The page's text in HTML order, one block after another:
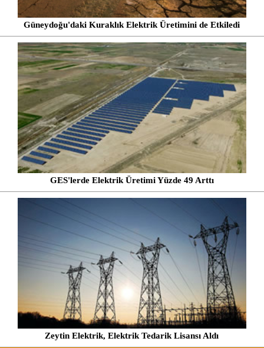
Güneydoğu'daki Kuraklık Elektrik Üretimini de Etkiledi
GES'lerde Elektrik Üretimi Yüzde 49 Arttı
Zeytin Elektrik, Elektrik Tedarik Lisansı Aldı